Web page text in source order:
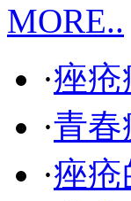
MORE..
·痤疮
·青春
·痤疮